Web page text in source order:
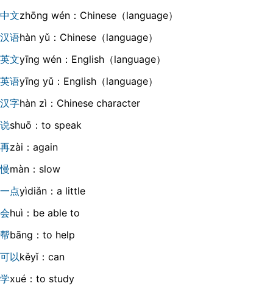
中文zhōng wén：Chinese（language）
汉语hàn yǔ：Chinese（language）
英文yīng wén：English（language）
英语yīng yǔ：English（language）
汉字hàn zì：Chinese character
说shuō：to speak
再zài：again
慢màn：slow
一点yìdiǎn：a little
会huì：be able to
帮bāng：to help
可以kěyǐ：can
学xué：to study